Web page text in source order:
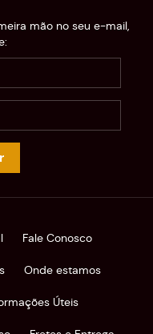
mão no seu e-mail,
Fale Conosco
Onde estamos
Úteis